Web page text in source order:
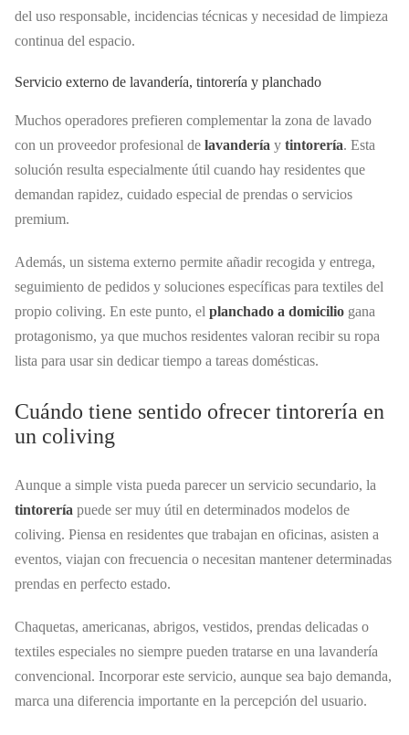
del uso responsable, incidencias técnicas y necesidad de limpieza
continua del espacio.
Servicio externo de lavandería, tintorería y planchado
Muchos operadores prefieren complementar la zona de lavado
con un proveedor profesional de lavandería y tintorería. Esta
solución resulta especialmente útil cuando hay residentes que
demandan rapidez, cuidado especial de prendas o servicios
premium.
Además, un sistema externo permite añadir recogida y entrega,
seguimiento de pedidos y soluciones específicas para textiles del
propio coliving. En este punto, el planchado a domicilio gana
protagonismo, ya que muchos residentes valoran recibir su ropa
lista para usar sin dedicar tiempo a tareas domésticas.
Cuándo tiene sentido ofrecer tintorería en
un coliving
Aunque a simple vista pueda parecer un servicio secundario, la
tintorería puede ser muy útil en determinados modelos de
coliving. Piensa en residentes que trabajan en oficinas, asisten a
eventos, viajan con frecuencia o necesitan mantener determinadas
prendas en perfecto estado.
Chaquetas, americanas, abrigos, vestidos, prendas delicadas o
textiles especiales no siempre pueden tratarse en una lavandería
convencional. Incorporar este servicio, aunque sea bajo demanda,
marca una diferencia importante en la percepción del usuario.